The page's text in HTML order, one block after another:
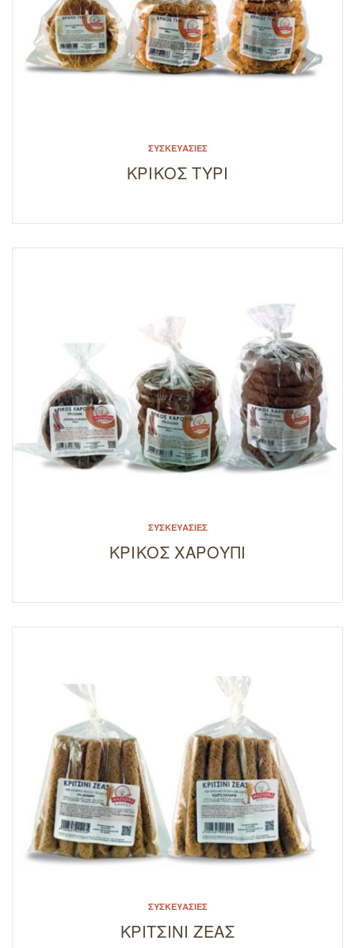
ΣΥΣΚΕΥΑΣΊΕΣ
ΚΡΙΚΟΣ ΤΥΡΙ
ΣΥΣΚΕΥΑΣΊΕΣ
ΚΡΙΚΟΣ ΧΑΡΟΥΠΙ
ΣΥΣΚΕΥΑΣΊΕΣ
ΚΡΙΤΣΙΝΙ ΖΕΑΣ